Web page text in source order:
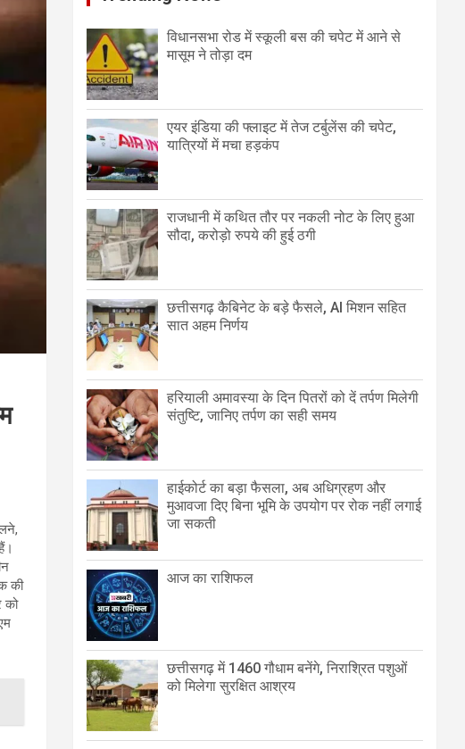
की
को
विधानसभा रोड में स्कूली बस की चपेट में आने से
मासूम ने तोड़ा दम
एयर इंडिया की फ्लाइट में तेज टर्बुलेंस की चपेट,
यात्रियों में मचा हड़कंप
राजधानी में कथित तौर पर नकली नोट के लिए हुआ
सौदा, करोड़ो रुपये की हुई ठगी
छत्तीसगढ़ कैबिनेट के बड़े फैसले, AI मिशन सहित
सात अहम निर्णय
हरियाली अमावस्या के दिन पितरों को दें तर्पण मिलेगी
संतुष्टि, जानिए तर्पण का सही समय
हाईकोर्ट का बड़ा फैसला, अब अधिग्रहण और
मुआवजा दिए बिना भूमि के उपयोग पर रोक नहीं लगाई
जा सकती
आज का राशिफल
छत्तीसगढ़ में 1460 गौधाम बनेंगे, निराश्रित पशुओं
को मिलेगा सुरक्षित आश्रय